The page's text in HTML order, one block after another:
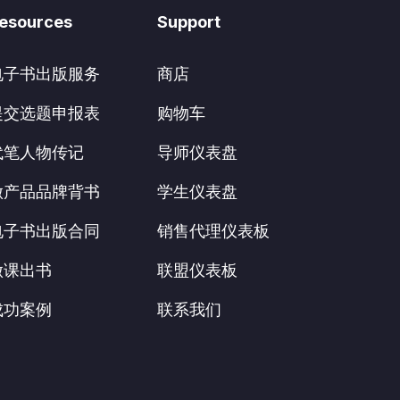
子书出版服务
交选题申报表
笔人物传记
产品品牌背书
书出版合同
课出书
案例
Support
商店
购物车
导师仪表盘
学生仪表盘
销售代理仪表板
联盟仪表板
联系我们